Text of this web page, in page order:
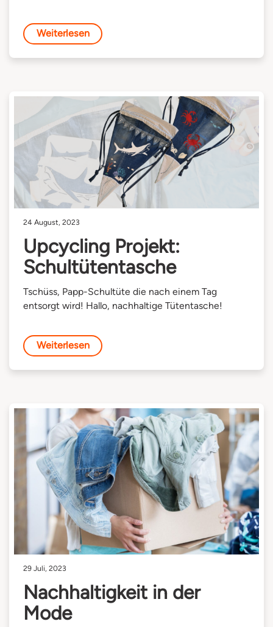
Weiterlesen
24 August, 2023
Upcycling Projekt:
Schultütentasche
Tschüss, Papp-Schultüte die nach einem Tag
entsorgt wird! Hallo, nachhaltige Tütentasche!
Weiterlesen
29 Juli, 2023
Nachhaltigkeit in der
Mode